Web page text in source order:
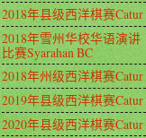
2018年县级西洋棋赛Catur
2018年雪州华校华语演讲
比赛Syarahan BC
2018年州级西洋棋赛Catur
2019年县级西洋棋赛Catur
2020年县级西洋棋赛Catur